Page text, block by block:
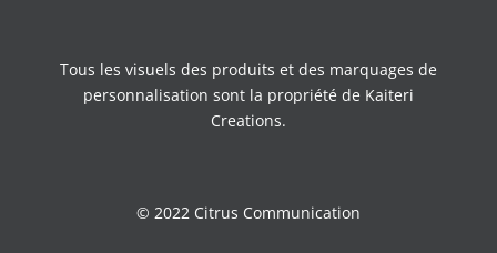
Tous les visuels des produits et des marquages de
personnalisation sont la propriété de Kaiteri
Creations.
© 2022 Citrus Communication